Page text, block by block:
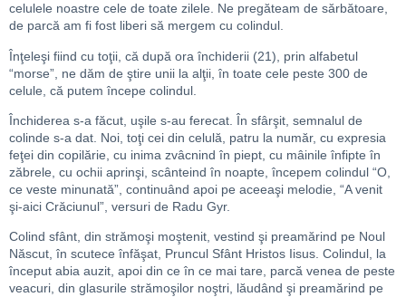
celulele noastre cele de toate zilele. Ne pregăteam de sărbătoare,
de parcă am fi fost liberi să mergem cu colindul.
Înţeleşi fiind cu toţii, că după ora închiderii (21), prin alfabetul
“morse”, ne dăm de ştire unii la alţii, în toate cele peste 300 de
celule, că putem începe colindul.
Închiderea s-a făcut, uşile s-au ferecat. În sfârşit, semnalul de
colinde s-a dat. Noi, toţi cei din celulă, patru la număr, cu expresia
feţei din copilărie, cu inima zvâcnind în piept, cu mâinile înfipte în
zăbrele, cu ochii aprinşi, scânteind în noapte, începem colindul “O,
ce veste minunată”, continuând apoi pe aceeaşi melodie, “A venit
şi-aici Crăciunul”, versuri de Radu Gyr.
Colind sfânt, din strămoşi moştenit, vestind şi preamărind pe Noul
Născut, în scutece înfăşat, Pruncul Sfânt Hristos Iisus. Colindul, la
început abia auzit, apoi din ce în ce mai tare, parcă venea de peste
veacuri, din glasurile strămoşilor noştri, lăudând şi preamărind pe